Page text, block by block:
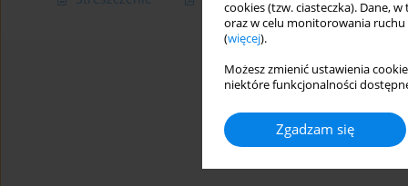
cookies (tzw. ciasteczka). Dane,
oraz w celu monitorowania ruchu
(więcej).
Możesz zmienić ustawienia
niektóre funkcjonalności
Zgadzam się